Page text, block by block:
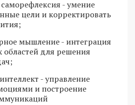
- умение
цели и корректировать
мышление - интеграция
областей для решения
- управление
и построение